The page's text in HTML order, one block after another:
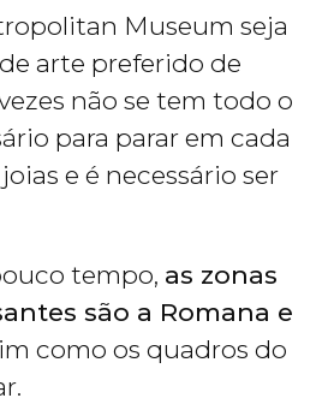
Museum seja
arte preferido de
não se tem todo o
para parar em cada
e é necessário ser
tempo, as zonas
são a Romana e
como os quadros do